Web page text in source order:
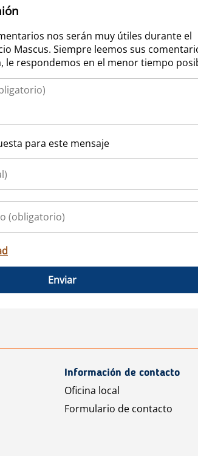
nos serán muy útiles durante el
Mascus. Siempre leemos sus
le respondemos en el menor tiempo
para este mensaje
Enviar
Información de contacto
Oficina local
Formulario de contacto